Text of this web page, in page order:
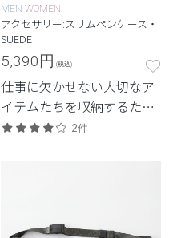
MEN WOMEN
アクセサリー:スリムペンケース・
SUEDE
5,390円 (税込)
仕事に欠かせない大切なア
イテムたちを収納するため
のクラシコオリジナルのペ
2件